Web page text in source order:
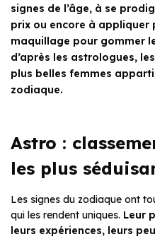
signes de l’âge, à se
prix ou encore à appliquer
maquillage pour gommer
d’après les astrologues,
plus belles femmes
zodiaque.
Astro :
les plus
Les signes du zodiaque ont
qui les rendent uniques. Leur
leurs expériences, leurs